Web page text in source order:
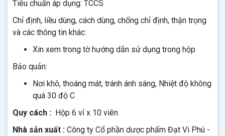
Tiêu chuẩn áp dụng: TCCS
Chỉ định, liều dùng, cách dùng, chống chỉ định, thận trọng
và các thông tin khác:
Xin xem trong tờ hướng dẫn sử dụng trong hộp
Bảo quản:
Nơi khô, thoáng mát, tránh ánh sáng, Nhiệt độ không
quá 30 độ C
Quy cách : Hộp 6 vỉ x 10 viên
Nhà sản xuất : Công ty Cổ phần dược phẩm Đạt Vi Phú -